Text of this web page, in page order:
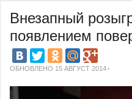
Внезапный
появлением
ОБНОВЛЕНО 15 АВГУСТ 2014